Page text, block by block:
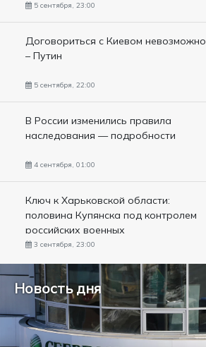
5 сентября, 23:00
Договориться с Киевом невозможно
– Путин
5 сентября, 22:00
В России изменились правила
наследования — подробности
4 сентября, 01:00
Ключ к Харьковской области:
половина Купянска под контролем
российских военных
3 сентября, 23:00
Новость дня